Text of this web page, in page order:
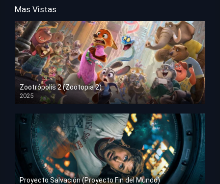
Mas Vistas
Zootrópolis 2 (Zootopia 2)
2025
HD 1080p
Proyecto Salvación (Proyecto Fin del Mundo)